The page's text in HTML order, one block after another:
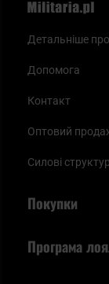
Детальніше
Допомога
Контакт
Оптовий
Силові
Покупки
Програма